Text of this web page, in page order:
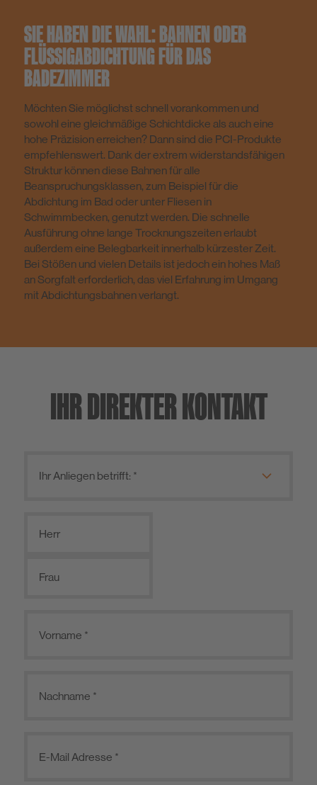
SIE HABEN DIE WAHL: BAHNEN ODER
FLÜSSIGABDICHTUNG FÜR DAS
BADEZIMMER
Möchten Sie möglichst schnell vorankommen und
sowohl eine gleichmäßige Schichtdicke als auch eine
hohe Präzision erreichen? Dann sind die PCI-Produkte
empfehlenswert. Dank der extrem widerstandsfähigen
Struktur können diese Bahnen für alle
Beanspruchungsklassen, zum Beispiel für die
Abdichtung im Bad oder unter Fliesen in
Schwimmbecken, genutzt werden. Die schnelle
Ausführung ohne lange Trocknungszeiten erlaubt
außerdem eine Belegbarkeit innerhalb kürzester Zeit.
Bei Stößen und vielen Details ist jedoch ein hohes Maß
an Sorgfalt erforderlich, das viel Erfahrung im Umgang
mit Abdichtungsbahnen verlangt.
IHR DIREKTER KONTAKT
Herr
Frau